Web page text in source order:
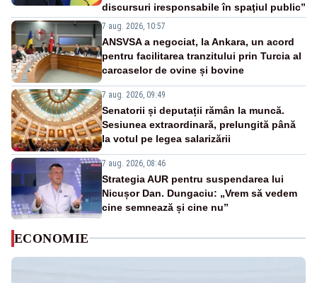
discursuri iresponsabile în spaţiul public”
7 aug. 2026, 10:57
ANSVSA a negociat, la Ankara, un acord
pentru facilitarea tranzitului prin Turcia al
carcaselor de ovine și bovine
7 aug. 2026, 09:49
Senatorii și deputații rămân la muncă.
Sesiunea extraordinară, prelungită până
la votul pe legea salarizării
7 aug. 2026, 08:46
Strategia AUR pentru suspendarea lui
Nicușor Dan. Dungaciu: „Vrem să vedem
cine semnează și cine nu”
ECONOMIE